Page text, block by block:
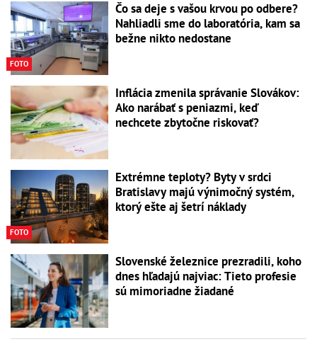
FOTO
Čo sa deje s vašou krvou po odbere?
Nahliadli sme do laboratória, kam sa
bežne nikto nedostane
Inflácia zmenila správanie Slovákov:
Ako narábať s peniazmi, keď
nechcete zbytočne riskovať?
FOTO
Extrémne teploty? Byty v srdci
Bratislavy majú výnimočný systém,
ktorý ešte aj šetrí náklady
Slovenské železnice prezradili, koho
dnes hľadajú najviac: Tieto profesie
sú mimoriadne žiadané